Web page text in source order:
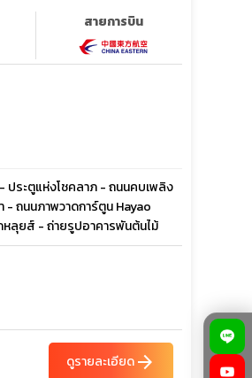
สายการบิน
ประตูแห่งโชคลาภ - ถนนคบเพลิง
- ถนนภาพวาดการ์ตูน Hayao
ลุยส์ - ถ่ายรูปอาคารพันต้นไม้
ดูรายละเอียดarrow_forward